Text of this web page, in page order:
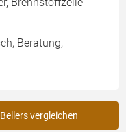
Beratung,
vergleichen